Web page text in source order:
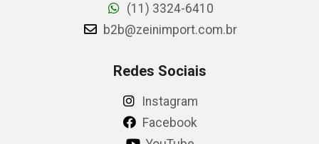
(11) 3324-6410
b2b@zeinimport.com.br
Redes Sociais
Instagram
Facebook